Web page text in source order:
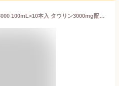
栄養ドリンク バイタルミン3000 100mL×10本入 タウリン3000mg配合 ビタミンB群配合 滋養強壮 肉体疲労回復 栄養補給 ピーチ風味 飲みやすい エナジードリンク 元気サポート 送料無料 まとめ買い 業務用にも